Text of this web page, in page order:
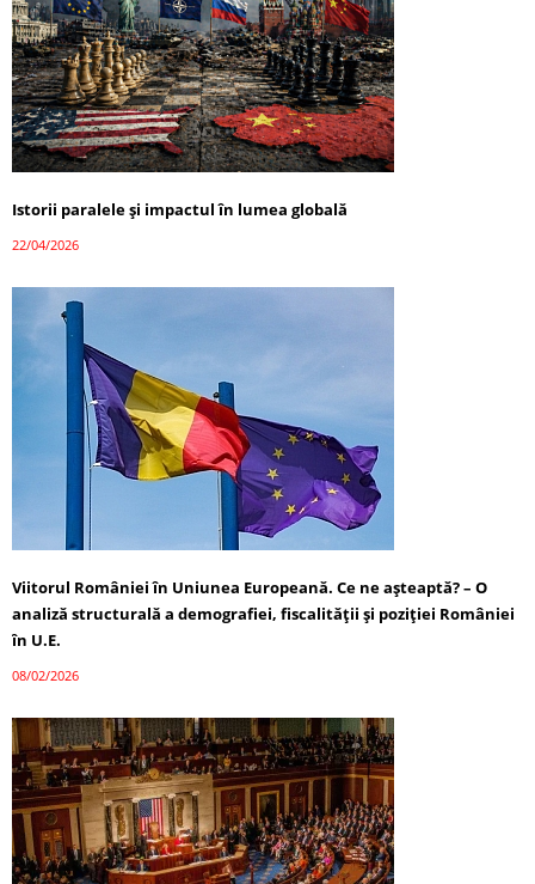
Istorii paralele și impactul în lumea globală
22/04/2026
Viitorul României în Uniunea Europeană. Ce ne așteaptă? – O
analiză structurală a demografiei, fiscalității și poziției României
în U.E.
08/02/2026